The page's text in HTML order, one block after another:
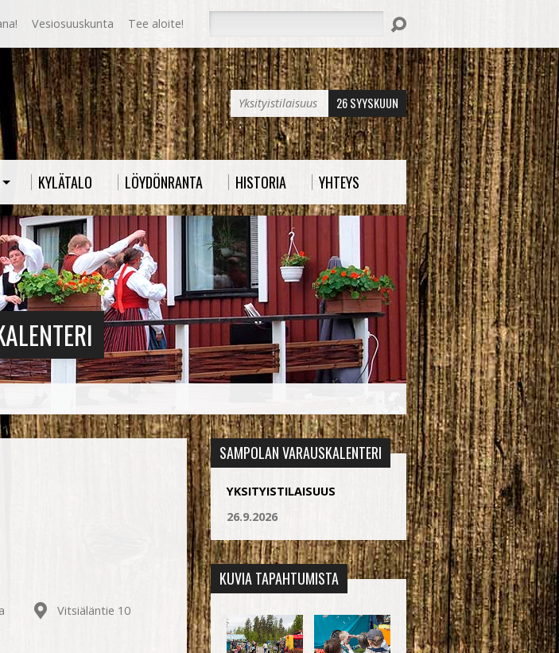
Vesiosuuskunta Tee aloite!
Yksityistilaisuus 26 SYYSKUUN
KYLÄTALO LÖYDÖNRANTA HISTORIA YHTEYS
Vitsiäläntie 10
SAMPOLAN VARAUSKALENTERI
YKSITYISTILAISUUS
26.9.2026
KUVIA TAPAHTUMISTA